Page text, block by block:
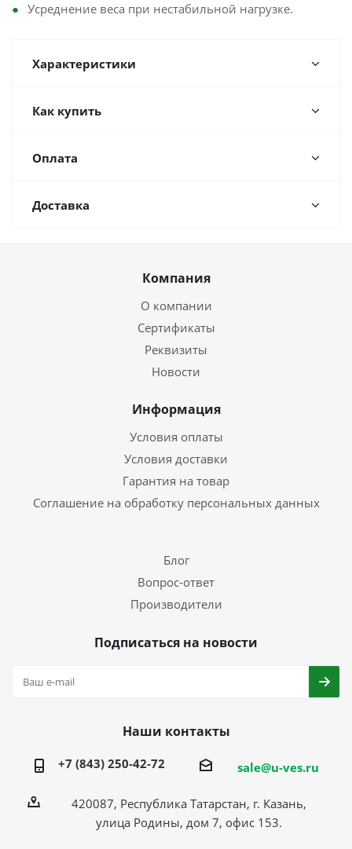
Усреднение веса при нестабильной нагрузке.
Характеристики
Как купить
Оплата
Доставка
Компания
О компании
Сертификаты
Реквизиты
Новости
Информация
Условия оплаты
Условия доставки
Гарантия на товар
Соглашение на обработку персональных данных
Блог
Вопрос-ответ
Производители
Подписаться на новости
Наши контакты
+7 (843) 250-42-72 sale@u-ves.ru
420087, Республика Татарстан, г. Казань,
улица Родины, дом 7, офис 153.